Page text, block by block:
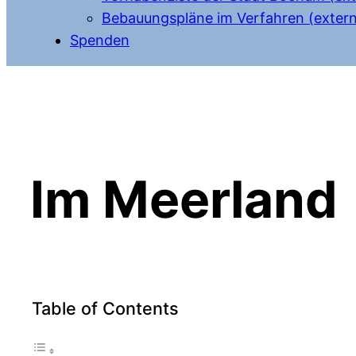
Bebauungspläne im Verfahren
Spenden
Im Meerland
Table of Contents